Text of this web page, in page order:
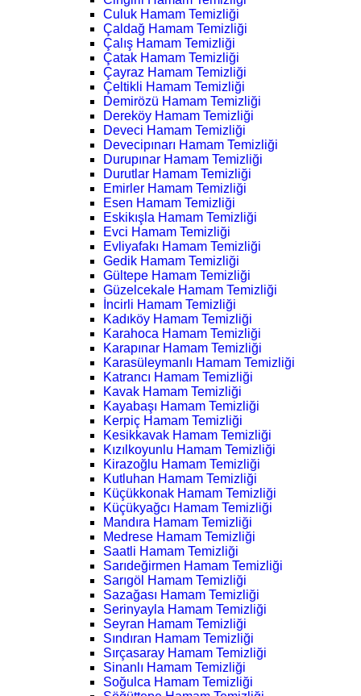
Culuk Hamam Temizliği
Çaldağ Hamam Temizliği
Çalış Hamam Temizliği
Çatak Hamam Temizliği
Çayraz Hamam Temizliği
Çeltikli Hamam Temizliği
Demirözü Hamam Temizliği
Dereköy Hamam Temizliği
Deveci Hamam Temizliği
Devecipınarı Hamam Temizliği
Durupınar Hamam Temizliği
Durutlar Hamam Temizliği
Emirler Hamam Temizliği
Esen Hamam Temizliği
Eskikışla Hamam Temizliği
Evci Hamam Temizliği
Evliyafakı Hamam Temizliği
Gedik Hamam Temizliği
Gültepe Hamam Temizliği
Güzelcekale Hamam Temizliği
İncirli Hamam Temizliği
Kadıköy Hamam Temizliği
Karahoca Hamam Temizliği
Karapınar Hamam Temizliği
Karasüleymanlı Hamam Temizliği
Katrancı Hamam Temizliği
Kavak Hamam Temizliği
Kayabaşı Hamam Temizliği
Kerpiç Hamam Temizliği
Kesikkavak Hamam Temizliği
Kızılkoyunlu Hamam Temizliği
Kirazoğlu Hamam Temizliği
Kutluhan Hamam Temizliği
Küçükkonak Hamam Temizliği
Küçükyağcı Hamam Temizliği
Mandıra Hamam Temizliği
Medrese Hamam Temizliği
Saatli Hamam Temizliği
Sarıdeğirmen Hamam Temizliği
Sarıgöl Hamam Temizliği
Sazağası Hamam Temizliği
Serinyayla Hamam Temizliği
Seyran Hamam Temizliği
Sındıran Hamam Temizliği
Sırçasaray Hamam Temizliği
Sinanlı Hamam Temizliği
Soğulca Hamam Temizliği